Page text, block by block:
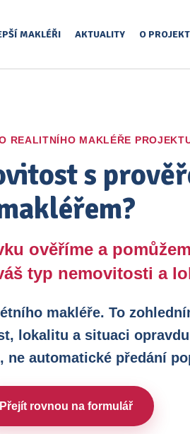
MAKLÉŘI AKTUALITY O
REALITNÍHO MAKLÉŘE
s
ověříme a
typ nemovitosti a
makléře. To
lokalitu a situaci
ne automatické předání
Přejít rovnou na formulář